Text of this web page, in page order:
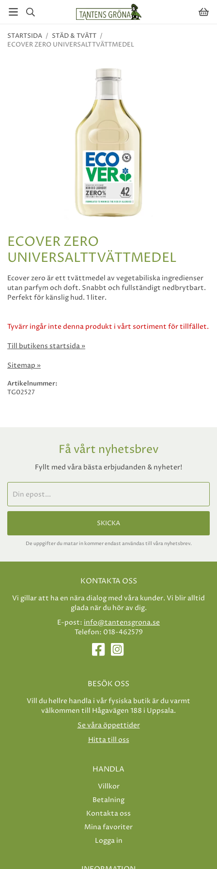
STARTSIDA / STÄD & TVÄTT /
ECOVER ZERO UNIVERSALTTVÄTTMEDEL
ECOVER ZERO
UNIVERSALTTVÄTTMEDEL
Ecover zero är ett tvättmedel av vegetabiliska ingredienser
utan parfym och doft. Snabbt och fullständigt nedbrytbart.
Perfekt för känslig hud. 1 liter.
Tyvärr ingår inte denna produkt i vårt sortiment för tillfället.
Till butikens startsida »
Sitemap »
Artikelnummer:
TG02527
Få vårt nyhetsbrev
Fyllt med våra bästa erbjudanden & nyheter!
SKICKA
De uppgifter du matar in kommer endast användas till våra nyhetsbrev.
KONTAKTA OSS
Vi gillar att ha en nära dialog med våra kunder. Vi blir alltid
glada när du hör av dig.
E-post: info@tantensgrona.se
Telefon: 018-462579
BESÖK OSS
Vill du hellre handla i vår fysiska butik är du varmt
välkommen till Hågavägen 188 i Uppsala.
Se våra öppettider
Hitta till oss
HANDLA
Villkor
Betalning
Kontakta oss
Mina favoriter
Logga in